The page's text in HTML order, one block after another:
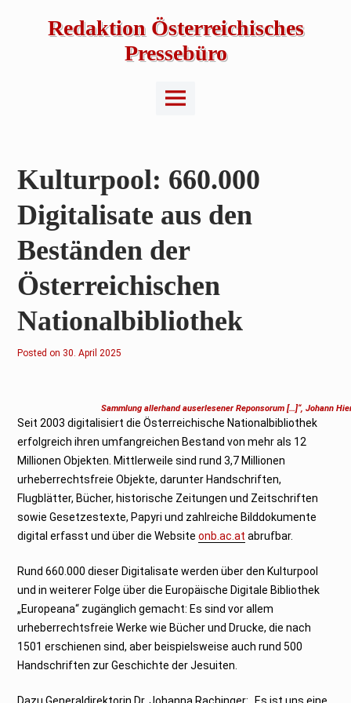
Redaktion Österreichisches
Pressebüro
Main
Menu
Kulturpool: 660.000
Digitalisate aus den
Beständen der
Österreichischen
Nationalbibliothek
Posted on 3
l
2
0
2
5
30. April 2025
Sammlung allerhand auserlesener Reponsorum […]“, Johann
Seit 2003 digitalisiert die Österreichische Nationalbibliothek
erfolgreich ihren umfangreichen Bestand von mehr als 12
Millionen Objekten. Mittlerweile sind rund 3,7 Millionen
urheberrechtsfreie Objekte, darunter Handschriften,
Flugblätter, Bücher, historische Zeitungen und Zeitschriften
sowie Gesetzestexte, Papyri und zahlreiche Bilddokumente
digital erfasst und über die Websiteonb.ac.at abrufbar.
Rund 660.000 dieser Digitalisate werden über den Kulturpool
und in weiterer Folge über die Europäische Digitale Bibliothek
„Europeana“ zugänglich gemacht: Es sind vor allem
urheberrechtsfreie Werke wie Bücher und Drucke, die nach
1501 erschienen sind, aber beispielsweise auch rund 500
Handschriften zur Geschichte der Jesuiten.